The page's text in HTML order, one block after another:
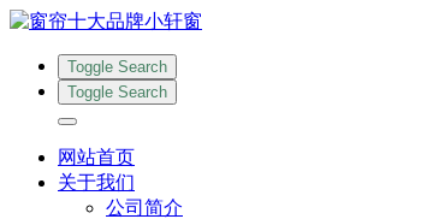
Toggle Search
Toggle Search
网站首页
关于我们
公司简介